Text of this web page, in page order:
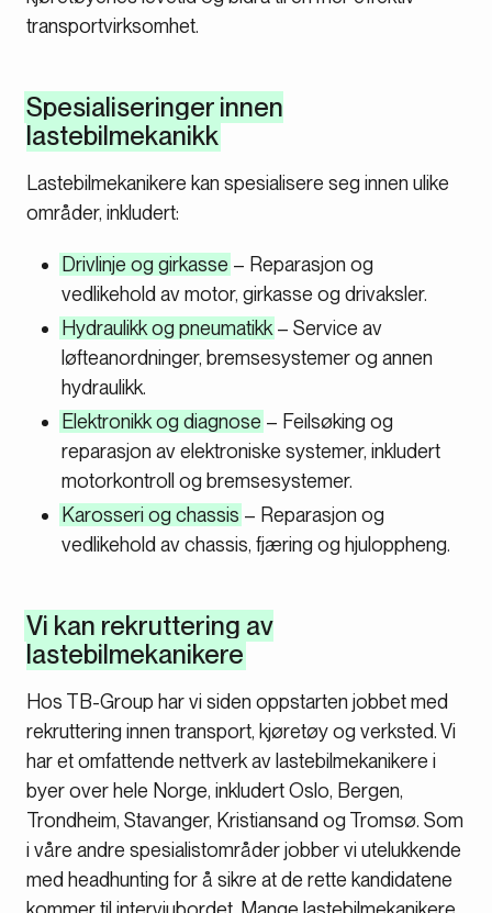
transportvirksomhet.
Spesialiseringer innen
lastebilmekanikk
Lastebilmekanikere kan spesialisere seg innen ulike
områder, inkludert:
Drivlinje og girkasse – Reparasjon og
vedlikehold av motor, girkasse og drivaksler.
Hydraulikk og pneumatikk – Service av
løfteanordninger, bremsesystemer og annen
hydraulikk.
Elektronikk og diagnose – Feilsøking og
reparasjon av elektroniske systemer, inkludert
motorkontroll og bremsesystemer.
Karosseri og chassis – Reparasjon og
vedlikehold av chassis, fjæring og hjuloppheng.
Vi kan rekruttering av
lastebilmekanikere
Hos TB-Group har vi siden oppstarten jobbet med
rekruttering innen transport, kjøretøy og verksted. Vi
har et omfattende nettverk av lastebilmekanikere i
byer over hele Norge, inkludert Oslo, Bergen,
Trondheim, Stavanger, Kristiansand og Tromsø. Som
i våre andre spesialistområder jobber vi utelukkende
med headhunting for å sikre at de rette kandidatene